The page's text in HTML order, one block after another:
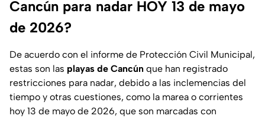
Cancún para nadar HOY 13 de mayo
de 2026?
De acuerdo con el informe de Protección Civil Municipal,
estas son las playas de Cancún que han registrado
restricciones para nadar, debido a las inclemencias del
tiempo y otras cuestiones, como la marea o corrientes
hoy 13 de mayo de 2026, que son marcadas con